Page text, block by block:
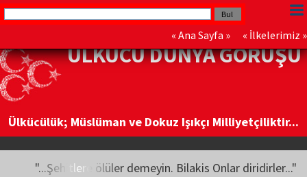
« Ana Sayfa » « İlkelerimiz »
ÜLKÜCÜ DÜNYA GÖRÜŞÜ
Ülkücülük; Müslüman ve Dokuz Işıkçı Milliyetçiliktir...
"...Şehitlere ölüler demeyin. Bilakis Onlar diridirler..."